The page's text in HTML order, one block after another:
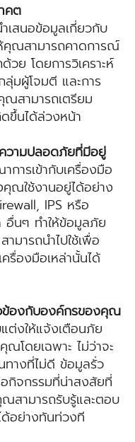
คต
สนอข้อมูลเกี่ยวกับ
คุณสามารถคาดการณ์
ย โดยการวิเคราะห์
มผู้โจมตี และการ
สามารถเตรียม
ขึ้นได้ล่วงหน้า
วามปลอดภัยที่มีอยู่
ารเข้ากับเครื่องมือ
ณใช้งานอยู่ได้อย่าง
IPS หรือ
นๆ ทำให้ข้อมูลภัย
มารถนำไปใช้เพื่อ
รื่องมือเหล่านั้นได้
ข้องกับองค์กรของคุณ
ต่งให้แจ้งเตือนภัย
โดยเฉพาะ ไม่ว่าจะ
ทางที่ไม่ดี ข้อมูลรั่ว
กิจกรรมที่น่าสงสัยที่
สามารถรับรู้และตอบ
อย่างทันท่วงที